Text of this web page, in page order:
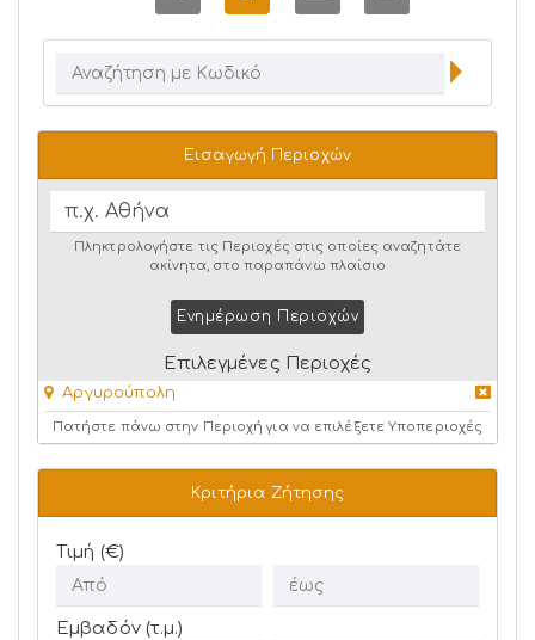
Εισαγωγή Περιοχών
Πληκτρολογήστε τις Περιοχές στις οποίες αναζητάτε
ακίνητα, στο παραπάνω πλαίσιο
Ενημέρωση Περιοχών
Επιλεγμένες Περιοχές
Αργυρούπολη
Πατήστε πάνω στην Περιοχή για να επιλέξετε Υποπεριοχές
Κριτήρια Ζήτησης
Τιμή (€)
Εμβαδόν (τ.μ.)